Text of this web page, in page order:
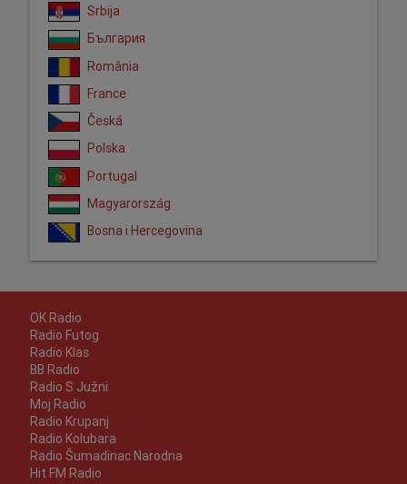
Srbija
България
România
France
Česká
Polska
Portugal
Magyarország
Bosna i Hercegovina
OK Radio
Radio Futog
Radio Klas
BB Radio
Radio S Južni
Moj Radio
Radio Krupanj
Radio Kolubara
Radio Šumadinac Narodna
Hit FM Radio